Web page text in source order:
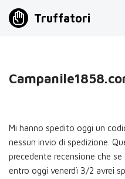
Truffatori
Mi hanno spedito oggi un
nessun invio di spedizione.
precedente recensione che
entro oggi venerdì 3/2 avrei